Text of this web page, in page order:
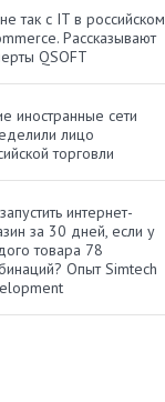
так с IT в российском
Рассказывают
QSOFT
иностранные сети
лицо
торговли
интернет-
за 30 дней, если у
товара 78
Опыт Simtech